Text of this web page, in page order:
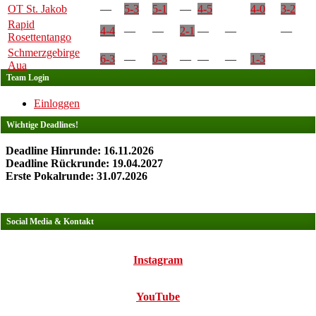
OT St. Jakob
— 5-3 5-1 — 4-5 4-0
3-2
Rapid
Rosettentango
4-4 — — 2-1 — —
—
Schmerzgebirge
Aua
6-3 — 0-3 — — — 1-3
Team Login
Einloggen
Wichtige Deadlines!
Deadline Hinrunde: 16.11.2026
Deadline Rückrunde: 19.04.2027
Erste Pokalrunde: 31.07.2026
Social Media & Kontakt
Instagram
YouTube